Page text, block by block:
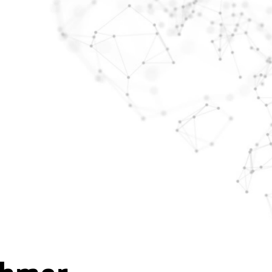
Über Uns News Login